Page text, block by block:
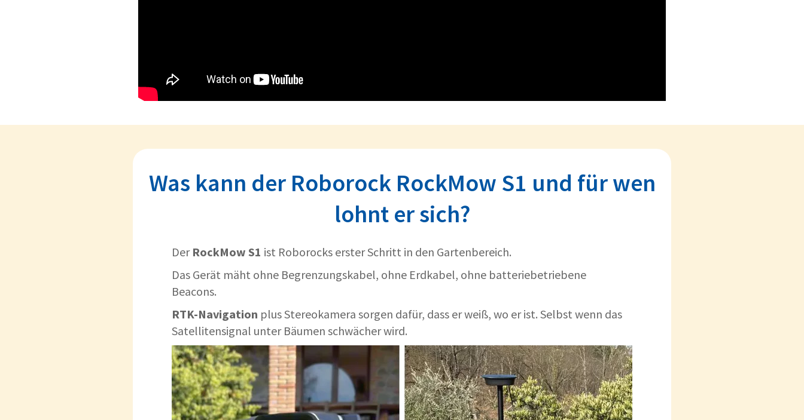
Was kann der Roborock RockMow S1 und für wen
lohnt er sich?
Der RockMow S1 ist Roborocks erster Schritt in den Gartenbereich.
Das Gerät mäht ohne Begrenzungskabel, ohne Erdkabel, ohne batteriebetriebene
Beacons.
RTK-Navigation plus Stereokamera sorgen dafür, dass er weiß, wo er ist. Selbst wenn das
Satellitensignal unter Bäumen schwächer wird.